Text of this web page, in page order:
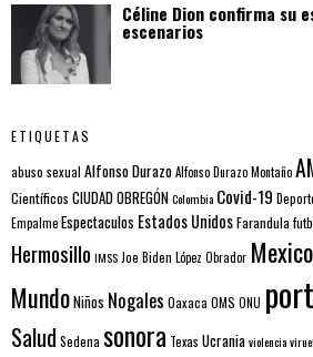
Céline Dion confirma su
escenarios
ETIQUETAS
abuso sexual Alfonso DurazoAlfonso Durazo Montaño
Científicos CIUDAD OBREGÓNColombia Covid-19
EmpalmeEspectaculos Estados UnidosFarandula
Hermosillo IMSSJoe Biden López Obrador Mexico
MundoNiños Nogales Oaxaca OMS ONU
Salud Sedena sonora Texas Ucraniaviolencia